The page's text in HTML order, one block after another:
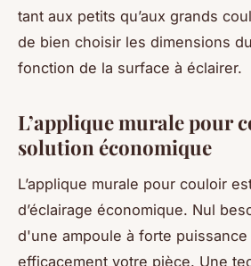
tant aux petits qu’aux grands
de bien choisir les dimensions
fonction de la surface à éclairer.
L’applique murale pour
solution économique
L’applique murale pour couloir
d’éclairage économique. Nul
d'une ampoule à forte
efficacement votre pièce. Une